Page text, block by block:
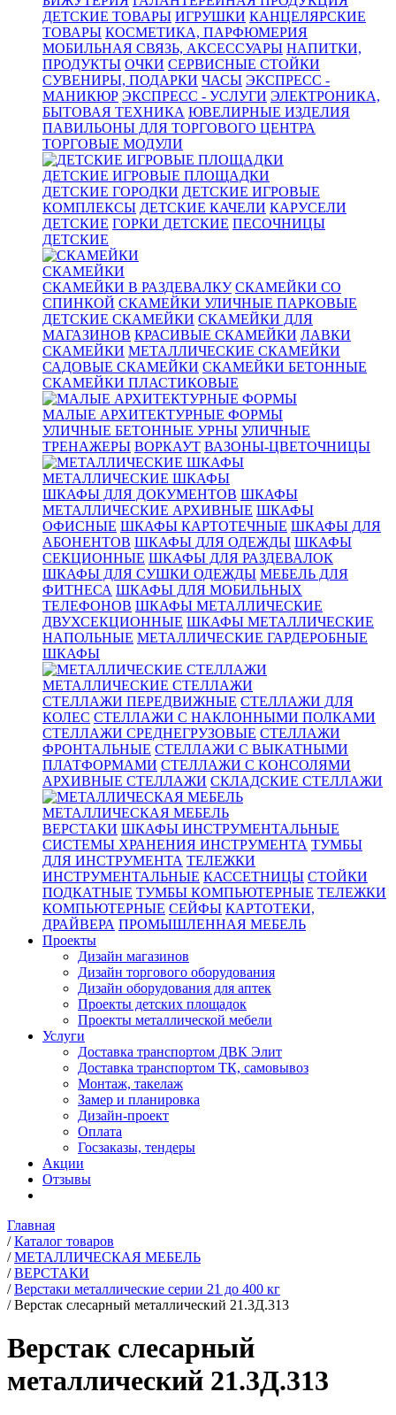
ДЕТСКИЕ ТОВАРЫ ИГРУШКИ КАНЦЕЛЯРСКИЕ
ТОВАРЫ КОСМЕТИКА, ПАРФЮМЕРИЯ
МОБИЛЬНАЯ СВЯЗЬ, АКСЕССУАРЫ НАПИТКИ,
ПРОДУКТЫ ОЧКИ СЕРВИСНЫЕ СТОЙКИ
СУВЕНИРЫ, ПОДАРКИ ЧАСЫ ЭКСПРЕСС -
МАНИКЮР ЭКСПРЕСС - УСЛУГИ ЭЛЕКТРОНИКА,
БЫТОВАЯ ТЕХНИКА ЮВЕЛИРНЫЕ ИЗДЕЛИЯ
ПАВИЛЬОНЫ ДЛЯ ТОРГОВОГО ЦЕНТРА
ТОРГОВЫЕ МОДУЛИ
ДЕТСКИЕ ИГРОВЫЕ ПЛОЩАДКИ
ДЕТСКИЕ ГОРОДКИ ДЕТСКИЕ ИГРОВЫЕ
КОМПЛЕКСЫ ДЕТСКИЕ КАЧЕЛИ КАРУСЕЛИ
ДЕТСКИЕ ГОРКИ ДЕТСКИЕ ПЕСОЧНИЦЫ
ДЕТСКИЕ
СКАМЕЙКИ
СКАМЕЙКИ В РАЗДЕВАЛКУ СКАМЕЙКИ СО
СПИНКОЙ СКАМЕЙКИ УЛИЧНЫЕ ПАРКОВЫЕ
ДЕТСКИЕ СКАМЕЙКИ СКАМЕЙКИ ДЛЯ
МАГАЗИНОВ КРАСИВЫЕ СКАМЕЙКИ ЛАВКИ
СКАМЕЙКИ МЕТАЛЛИЧЕСКИЕ СКАМЕЙКИ
САДОВЫЕ СКАМЕЙКИ СКАМЕЙКИ БЕТОННЫЕ
СКАМЕЙКИ ПЛАСТИКОВЫЕ
МАЛЫЕ АРХИТЕКТУРНЫЕ ФОРМЫ
УЛИЧНЫЕ БЕТОННЫЕ УРНЫ УЛИЧНЫЕ
ТРЕНАЖЕРЫ ВОРКАУТ ВАЗОНЫ-ЦВЕТОЧНИЦЫ
МЕТАЛЛИЧЕСКИЕ ШКАФЫ
ШКАФЫ ДЛЯ ДОКУМЕНТОВ ШКАФЫ
МЕТАЛЛИЧЕСКИЕ АРХИВНЫЕ ШКАФЫ
ОФИСНЫЕ ШКАФЫ КАРТОТЕЧНЫЕ ШКАФЫ ДЛЯ
АБОНЕНТОВ ШКАФЫ ДЛЯ ОДЕЖДЫ ШКАФЫ
СЕКЦИОННЫЕ ШКАФЫ ДЛЯ РАЗДЕВАЛОК
ШКАФЫ ДЛЯ СУШКИ ОДЕЖДЫ МЕБЕЛЬ ДЛЯ
ФИТНЕСА ШКАФЫ ДЛЯ МОБИЛЬНЫХ
ТЕЛЕФОНОВ ШКАФЫ МЕТАЛЛИЧЕСКИЕ
ДВУХСЕКЦИОННЫЕ ШКАФЫ МЕТАЛЛИЧЕСКИЕ
НАПОЛЬНЫЕ МЕТАЛЛИЧЕСКИЕ ГАРДЕРОБНЫЕ
ШКАФЫ
МЕТАЛЛИЧЕСКИЕ СТЕЛЛАЖИ
СТЕЛЛАЖИ ПЕРЕДВИЖНЫЕ СТЕЛЛАЖИ ДЛЯ
КОЛЕС СТЕЛЛАЖИ С НАКЛОННЫМИ ПОЛКАМИ
СТЕЛЛАЖИ СРЕДНЕГРУЗОВЫЕ СТЕЛЛАЖИ
ФРОНТАЛЬНЫЕ СТЕЛЛАЖИ С ВЫКАТНЫМИ
ПЛАТФОРМАМИ СТЕЛЛАЖИ С КОНСОЛЯМИ
АРХИВНЫЕ СТЕЛЛАЖИ СКЛАДСКИЕ СТЕЛЛАЖИ
МЕТАЛЛИЧЕСКАЯ МЕБЕЛЬ
ВЕРСТАКИ ШКАФЫ ИНСТРУМЕНТАЛЬНЫЕ
СИСТЕМЫ ХРАНЕНИЯ ИНСТРУМЕНТА ТУМБЫ
ДЛЯ ИНСТРУМЕНТА ТЕЛЕЖКИ
ИНСТРУМЕНТАЛЬНЫЕ КАССЕТНИЦЫ СТОЙКИ
ПОДКАТНЫЕ ТУМБЫ КОМПЬЮТЕРНЫЕ ТЕЛЕЖКИ
КОМПЬЮТЕРНЫЕ СЕЙФЫ КАРТОТЕКИ,
ДРАЙВЕРА ПРОМЫШЛЕННАЯ МЕБЕЛЬ
Проекты
Дизайн магазинов
Дизайн торгового оборудования
Дизайн оборудования для аптек
Проекты детских площадок
Проекты металлической мебели
Услуги
Доставка транспортом ДВК Элит
Доставка транспортом ТК, самовывоз
Монтаж, такелаж
Замер и планировка
Дизайн-проект
Оплата
Госзаказы, тендеры
Акции
Отзывы
Главная
/ Каталог товаров
/ МЕТАЛЛИЧЕСКАЯ МЕБЕЛЬ
/ ВЕРСТАКИ
/ Верстаки металлические серии 21 до 400 кг
/ Верстак слесарный металлический 21.3Д.313
Верстак слесарный
металлический 21.3Д.313